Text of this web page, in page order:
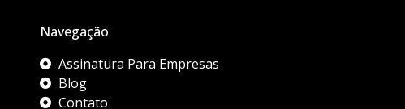
Navegação
Assinatura Para Empresas
Blog
Contato